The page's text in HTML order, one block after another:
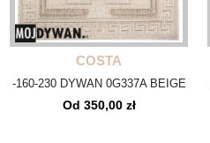
COSTA
-160-230 DYWAN 0G337A BEIGE
Od 350,00 zł